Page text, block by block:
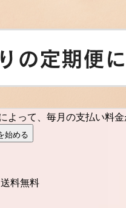
よって、毎月の支払い料
始める
料無料